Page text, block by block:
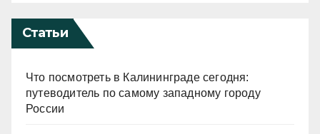
Статьи
Что посмотреть в Калининграде сегодня:
путеводитель по самому западному городу
России